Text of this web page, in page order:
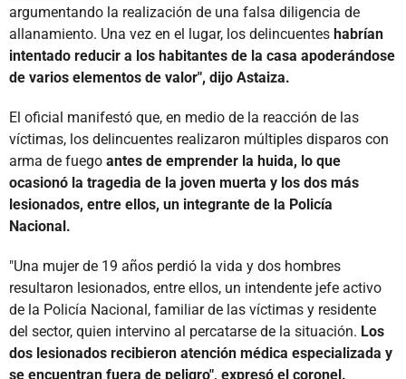
argumentando la realización de una falsa diligencia de
allanamiento. Una vez en el lugar, los delincuentes habrían
intentado reducir a los habitantes de la casa apoderándose
de varios elementos de valor", dijo Astaiza.
El oficial manifestó que, en medio de la reacción de las
víctimas, los delincuentes realizaron múltiples disparos con
arma de fuego antes de emprender la huida, lo que
ocasionó la tragedia de la joven muerta y los dos más
lesionados, entre ellos, un integrante de la Policía
Nacional.
"Una mujer de 19 años perdió la vida y dos hombres
resultaron lesionados, entre ellos, un intendente jefe activo
de la Policía Nacional, familiar de las víctimas y residente
del sector, quien intervino al percatarse de la situación. Los
dos lesionados recibieron atención médica especializada y
se encuentran fuera de peligro", expresó el coronel.